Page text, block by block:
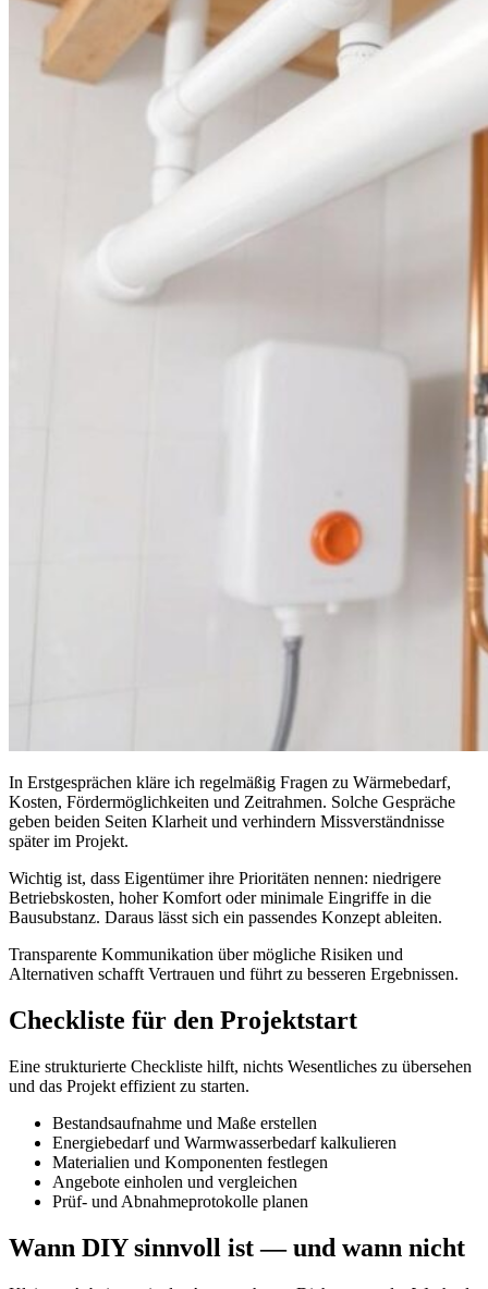
In Erstgesprächen kläre ich regelmäßig Fragen zu Wärmebedarf,
Kosten, Fördermöglichkeiten und Zeitrahmen. Solche Gespräche
geben beiden Seiten Klarheit und verhindern Missverständnisse
später im Projekt.
Wichtig ist, dass Eigentümer ihre Prioritäten nennen: niedrigere
Betriebskosten, hoher Komfort oder minimale Eingriffe in die
Bausubstanz. Daraus lässt sich ein passendes Konzept ableiten.
Transparente Kommunikation über mögliche Risiken und
Alternativen schafft Vertrauen und führt zu besseren Ergebnissen.
Checkliste für den Projektstart
Eine strukturierte Checkliste hilft, nichts Wesentliches zu übersehen
und das Projekt effizient zu starten.
Bestandsaufnahme und Maße erstellen
Energiebedarf und Warmwasserbedarf kalkulieren
Materialien und Komponenten festlegen
Angebote einholen und vergleichen
Prüf- und Abnahmeprotokolle planen
Wann DIY sinnvoll ist — und wann nicht